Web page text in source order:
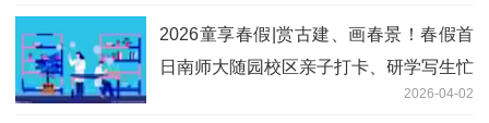
2026童享春假|赏古建、画春景！春假首
日南师大随园校区亲子打卡、研学写生忙
2026-04-02